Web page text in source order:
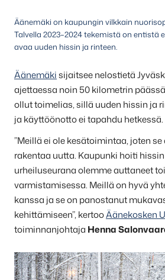
Äänemäki on kaupungin vilkkain
Talvella 2023–2024 tekemistä on entistä
avaa uuden hissin ja rinteen.
Äänemäkisijaitsee nelostietä
ajettaessa noin 50 kilometrin
ollut toimelias, sillä uuden hissin ja
ja käyttöönotto ei tapahdu hetkessä.
”Meillä ei ole kesätoimintaa, joten
rakentaa uutta. Kaupunki hoiti
urheiluseurana olemme auttaneet
varmistamisessa. Meillä on hyvä
kanssa ja se on panostanut
kehittämiseen”, kertooÄänekosken
toiminnanjohtaja Henna